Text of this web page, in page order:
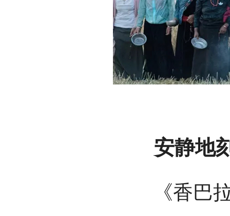
安静地刻
《香巴拉